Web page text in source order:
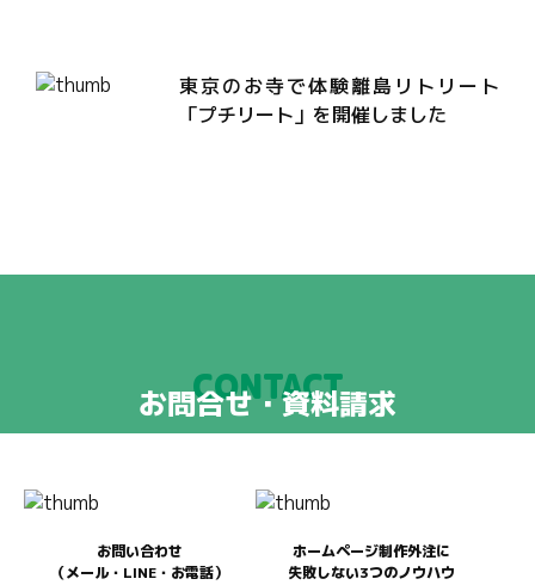
東京のお寺で体験離島リトリート
「プチリート」を開催しました
CONTACT
お問合せ・資料請求
お問い合わせ
（メール・LINE・お電話）
ホームページ制作外注に
失敗しない3つのノウハウ